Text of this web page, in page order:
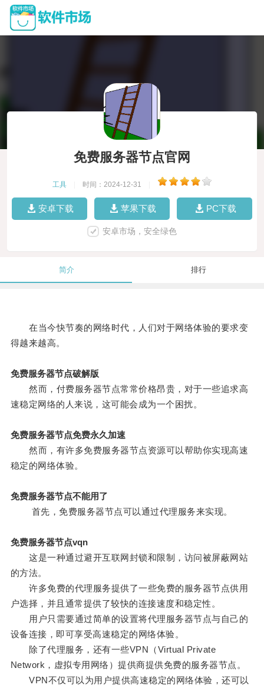
免费服务器节点官网
工具 时间：2024-12-31
安卓下载 苹果下载 PC下载
安卓市场，安全绿色
简介 排行
在当今快节奏的网络时代，人们对于网络体验的要求变
得越来越高。
免费服务器节点破解版
然而，付费服务器节点常常价格昂贵，对于一些追求高
速稳定网络的人来说，这可能会成为一个困扰。
免费服务器节点免费永久加速
然而，有许多免费服务器节点资源可以帮助你实现高速
稳定的网络体验。
免费服务器节点不能用了
首先，免费服务器节点可以通过代理服务来实现。
免费服务器节点vqn
这是一种通过避开互联网封锁和限制，访问被屏蔽网站
的方法。
许多免费的代理服务提供了一些免费的服务器节点供用
户选择，并且通常提供了较快的连接速度和稳定性。
用户只需要通过简单的设置将代理服务器节点与自己的
设备连接，即可享受高速稳定的网络体验。
除了代理服务，还有一些VPN（Virtual Private
Network，虚拟专用网络）提供商提供免费的服务器节点。
VPN不仅可以为用户提供高速稳定的网络体验，还可以